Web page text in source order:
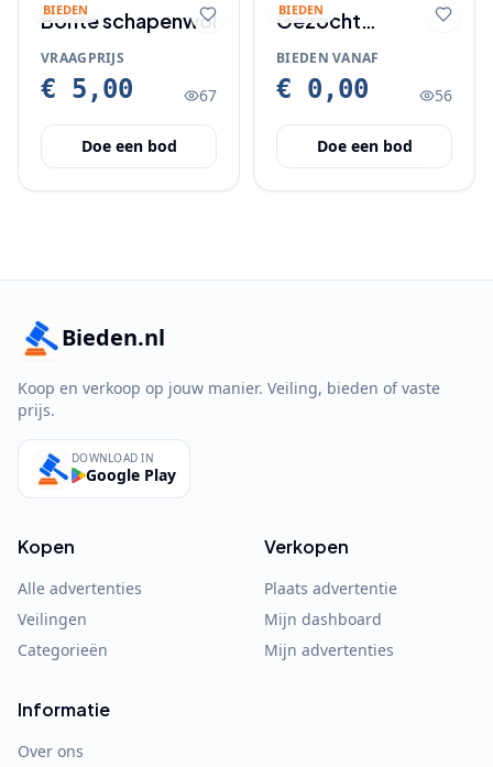
BIEDEN
Bonte schapenwol
VRAAGPRIJS
€ 5,00 67
Doe een bod
BIEDEN
Gezocht
gebruikte kunstof
bakken
BIEDEN VANAF
€ 0,00 56
Doe een bod
Bieden.nl
Koop en verkoop op jouw manier. Veiling, bieden of vaste
prijs.
DOWNLOAD IN
Google Play
Kopen
Alle advertenties
Veilingen
Categorieën
Verkopen
Plaats advertentie
Mijn dashboard
Mijn advertenties
Informatie
Over ons